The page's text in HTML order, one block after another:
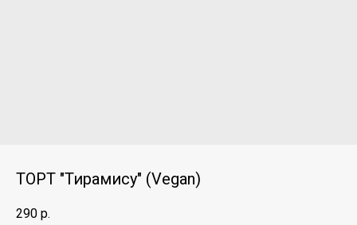
ТОРТ "Тирамису" (Vegan)
290 р.